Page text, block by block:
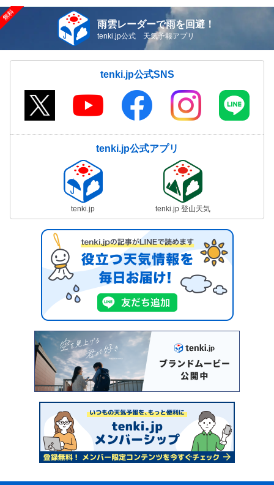
雨雲レーダーで雨を回避！
tenki.jp公式 天気予報アプリ
tenki.jp公式SNS
tenki.jp公式アプリ
tenki.jp tenki.jp 登山天気